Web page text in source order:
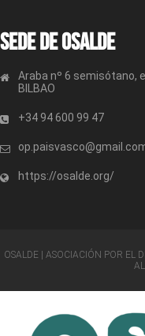
Sede de OSALDE
Araba nº 6 semisótano,
BILBAO
+34 94 600 99 47
https://osalde.org/
OSALDE | ASOCIACIÓN POR EL